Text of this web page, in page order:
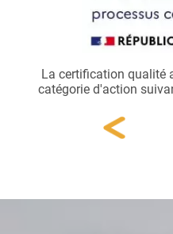
La certification qualité
catégorie d'action